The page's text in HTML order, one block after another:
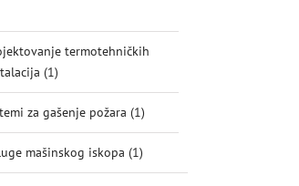
termotehničkih
(1)
za gašenje požara (1)
mašinskog iskopa (1)